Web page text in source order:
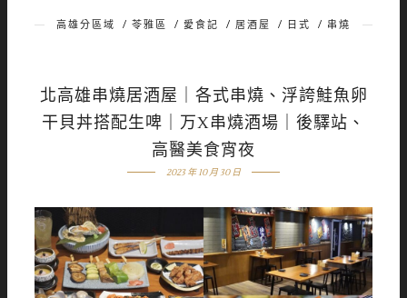
高雄分區域 / 苓雅區 / 愛食記 / 居酒屋 / 日式 / 串燒
北高雄串燒居酒屋｜各式串燒、浮誇鮭魚卵
干貝丼搭配生啤｜万X串燒酒場｜後驛站、
高醫美食宵夜
2023 年 10 月 30 日